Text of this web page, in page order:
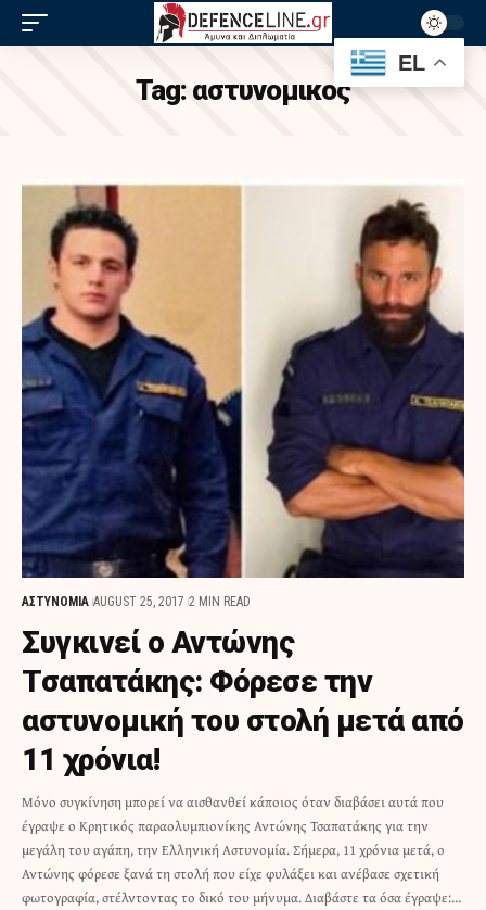
Tag: αστυνομικος
ΑΣΤΥΝΟΜΙΑ AUGUST 25, 2017 2 MIN READ
Συγκινεί ο Αντώνης
Τσαπατάκης: Φόρεσε την
αστυνομική του στολή μετά από
11 χρόνια!
Μόνο συγκίνηση μπορεί να αισθανθεί κάποιος όταν διαβάσει αυτά που
έγραψε ο Κρητικός παραολυμπιονίκης Αντώνης Τσαπατάκης για την
μεγάλη του αγάπη, την Ελληνική Αστυνομία. Σήμερα, 11 χρόνια μετά, ο
Αντώνης φόρεσε ξανά τη στολή που είχε φυλάξει και ανέβασε σχετική
φωτογραφία, στέλντοντας το δικό του μήνυμα. Διαβάστε τα όσα έγραψε:…
EL